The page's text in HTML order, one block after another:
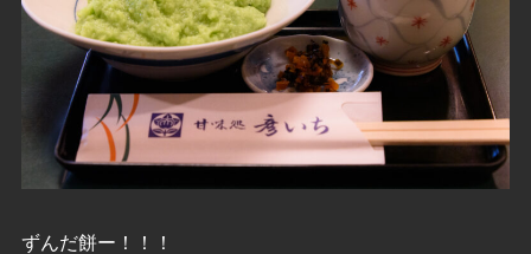
ずんだ餅ー！！！